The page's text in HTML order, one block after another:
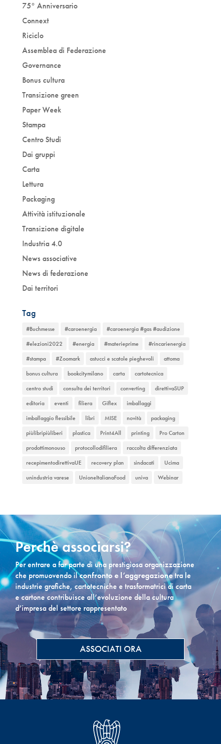
75° Anniversario
Connext
Riciclo
Assemblea di Federazione
Governance
Bonus cultura
Transizione green
Paper Week
Stampa
Centro Studi
Dai gruppi
Carta
Lettura
Packaging
Attività istituzionale
Transizione digitale
Industria 4.0
News associative
News di federazione
Dai territori
Tag
#Buchmesse #caroenergia
#caroenergia #gas #audizione
#elezioni2022
#energia #materieprime
#rincarienergia
#stampa
#Zoomark astucci e scatole pieghevoli
attoma
bonus cultura
bookcitymilano carta
cartotecnica
centro studi
consulta dei territori converting
direttivaSUP
editoria
eventi filiera Giflex
imballaggi
imballaggio flessibile
libri MISE novità
packaging
piùlibripiùliberi
plastica Print4All printing
Pro Carton
prodottimonouso
protocollodifiliera
raccolta differenziata
recepimentodirettivaUE
recovery plan sindacati
Ucima
unindustria varese
UnioneItalianaFood univa Webinar
Perchè associarsi?
Per entrare a far parte di una prestigiosa organizzazione
che promuovendo ilconfronto e l’aggregazionetra le
industrie grafiche, cartotecniche e trasformatrici di carta
e cartone contribuisce all’evoluzione della cultura
d’impresa del settore rappresentato
ASSOCIATI ORA